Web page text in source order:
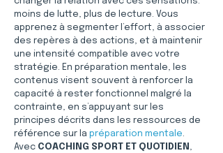
moins de lutte, plus de lecture. Vous
apprenez à segmenter l’effort, à associer
des repères à des actions, et à maintenir
une intensité compatible avec votre
stratégie. En préparation mentale, les
contenus visent souvent à renforcer la
capacité à rester fonctionnel malgré la
contrainte, en s’appuyant sur les
principes décrits dans les ressources de
référence sur la préparation mentale.
Avec COACHING SPORT ET QUOTIDIEN ,